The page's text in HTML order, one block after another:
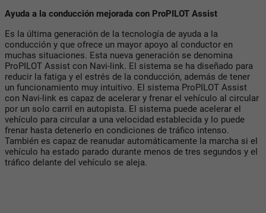
Ayuda a la conducción mejorada con ProPILOT Assist
Es la última generación de la tecnología de ayuda a la
conducción y que ofrece un mayor apoyo al conductor en
muchas situaciones. Esta nueva generación se denomina
ProPILOT Assist con Navi-link. El sistema se ha diseñado para
reducir la fatiga y el estrés de la conducción, además de tener
un funcionamiento muy intuitivo. El sistema ProPILOT Assist
con Navi-link es capaz de acelerar y frenar el vehículo al circular
por un solo carril en autopista. El sistema puede acelerar el
vehículo para circular a una velocidad establecida y lo puede
frenar hasta detenerlo en condiciones de tráfico intenso.
También es capaz de reanudar automáticamente la marcha si el
vehículo ha estado parado durante menos de tres segundos y el
tráfico delante del vehículo se aleja.